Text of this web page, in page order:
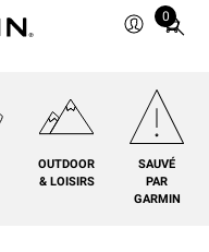
0
Total
cart:
0
OUTDOOR
& LOISIRS
SAUVÉ
PAR
GARMIN